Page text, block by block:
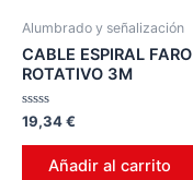
Alumbrado y señalización
CABLE ESPIRAL FARO
ROTATIVO 3M
Valorado
en
0
19,34€
Añadir al carrito